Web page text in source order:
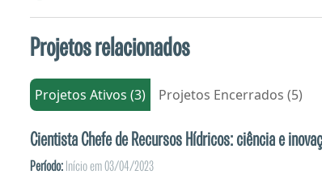
Projetos relacionados
Projetos Ativos (3) Projetos Encerrados (5)
Cientista Chefe de Recursos Hídricos: ciência e
Período: Início em 03/04/2023